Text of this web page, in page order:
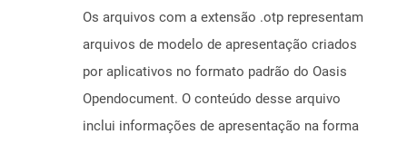
Os arquivos com a extensão .otp representam
arquivos de modelo de apresentação criados
por aplicativos no formato padrão do Oasis
Opendocument. O conteúdo desse arquivo
inclui informações de apresentação na forma